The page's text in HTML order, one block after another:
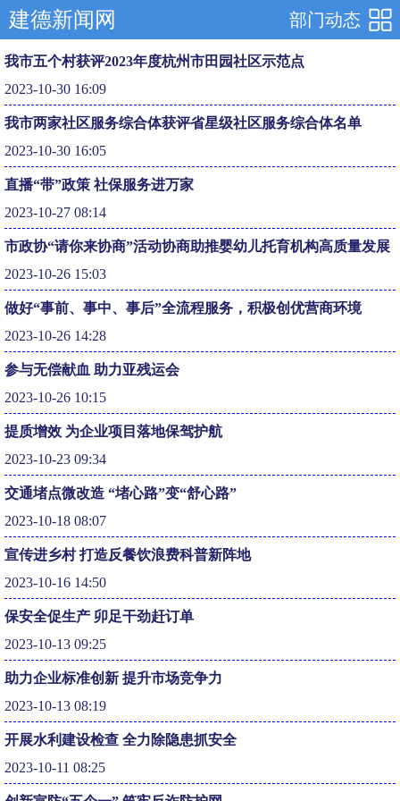
部门动态
建德新闻网
我市五个村获评2023年度杭州市田园社区示范点
2023-10-30 16:09
我市两家社区服务综合体获评省星级社区服务综合体名单
2023-10-30 16:05
直播“带”政策 社保服务进万家
2023-10-27 08:14
市政协“请你来协商”活动协商助推婴幼儿托育机构高质量发展
2023-10-26 15:03
做好“事前、事中、事后”全流程服务，积极创优营商环境
2023-10-26 14:28
参与无偿献血 助力亚残运会
2023-10-26 10:15
提质增效 为企业项目落地保驾护航
2023-10-23 09:34
交通堵点微改造 “堵心路”变“舒心路”
2023-10-18 08:07
宣传进乡村 打造反餐饮浪费科普新阵地
2023-10-16 14:50
保安全促生产 卯足干劲赶订单
2023-10-13 09:25
助力企业标准创新 提升市场竞争力
2023-10-13 08:19
开展水利建设检查 全力除隐患抓安全
2023-10-11 08:25